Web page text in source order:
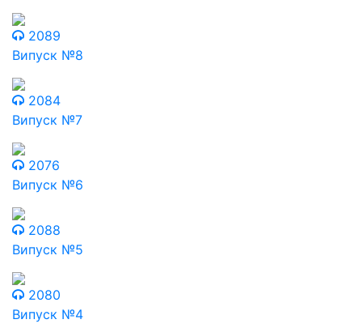
2089
Випуск №8
2084
Випуск №7
2076
Випуск №6
2088
Випуск №5
2080
Випуск №4